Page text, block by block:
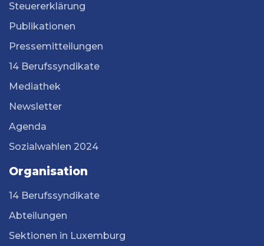
Steuererklärung
Publikationen
Pressemitteilungen
14 Berufssyndikate
Mediathek
Newsletter
Agenda
Sozialwahlen 2024
Organisation
14 Berufssyndikate
Abteilungen
Sektionen in Luxemburg